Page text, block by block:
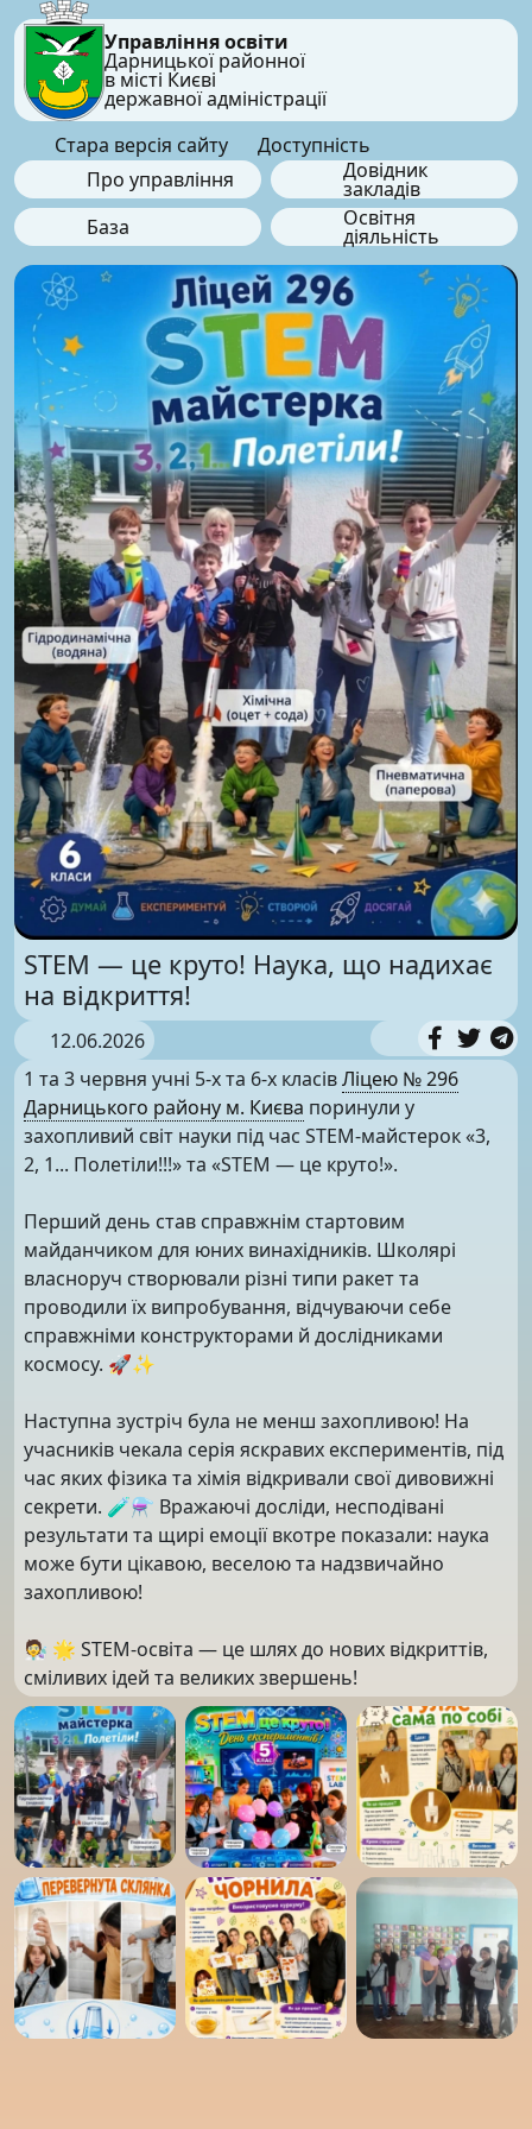
Управління освіти
Дарницької районної
в місті Києві
державної адміністрації
Стара версія сайту
Доступність
Про управління
Довідник
закладів
База
Освітня
діяльність
STEM — це круто! Наука, що надихає
на відкриття!
12.06.2026
1 та 3 червня учні 5-х та 6-х класівЛіцею № 296
Дарницького району м. Києва поринули у
захопливий світ науки під час STEM-майстерок «3,
2, 1... Полетіли!!!» та «STEM — це круто!».
Перший день став справжнім стартовим
майданчиком для юних винахідників. Школярі
власноруч створювали різні типи ракет та
проводили їх випробування, відчуваючи себе
справжніми конструкторами й дослідниками
космосу. 🚀✨
Наступна зустріч була не менш захопливою! На
учасників чекала серія яскравих експериментів, під
час яких фізика та хімія відкривали свої дивовижні
секрети. 🧪⚗️ Вражаючі досліди, несподівані
результати та щирі емоції вкотре показали: наука
може бути цікавою, веселою та надзвичайно
захопливою!
🧑‍🔬 🌟 STEM-освіта — це шлях до нових відкриттів,
сміливих ідей та великих звершень!